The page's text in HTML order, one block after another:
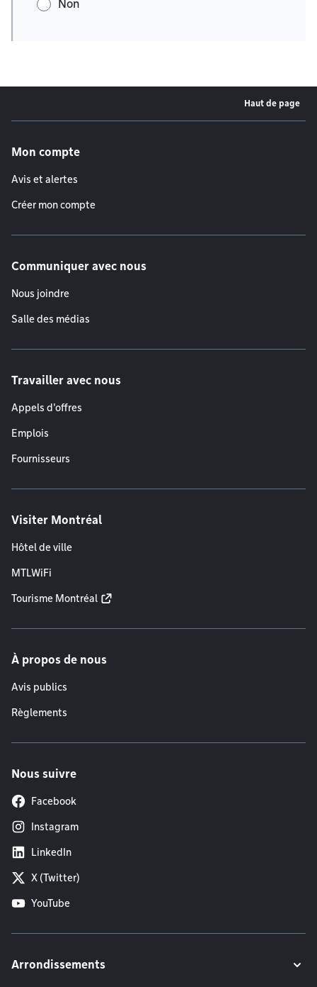
Non
Haut de page
Mon compte
Avis et alertes
Créer mon compte
Communiquer avec nous
Nous joindre
Salle des médias
Travailler avec nous
Appels d'offres
Emplois
Fournisseurs
Visiter Montréal
Hôtel de ville
MTLWiFi
Tourisme Montréal
À propos de nous
Avis publics
Règlements
Nous suivre
Facebook
Instagram
LinkedIn
X (Twitter)
YouTube
Arrondissements